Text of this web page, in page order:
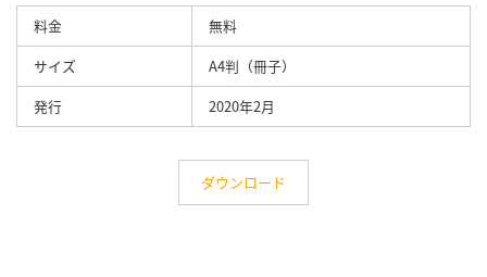
料金
無料
サイズ
A4判（冊子）
発行
2020年2月
ダウンロード